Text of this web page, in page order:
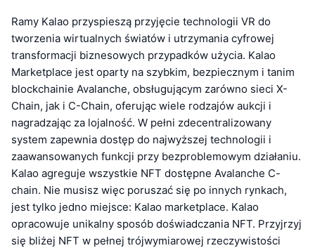
Ramy Kalao przyspieszą przyjęcie technologii VR do
tworzenia wirtualnych światów i utrzymania cyfrowej
transformacji biznesowych przypadków użycia. Kalao
Marketplace jest oparty na szybkim, bezpiecznym i tanim
blockchainie Avalanche, obsługującym zarówno sieci X-
Chain, jak i C-Chain, oferując wiele rodzajów aukcji i
nagradzając za lojalność. W pełni zdecentralizowany
system zapewnia dostęp do najwyższej technologii i
zaawansowanych funkcji przy bezproblemowym działaniu.
Kalao agreguje wszystkie NFT dostępne Avalanche C-
chain. Nie musisz więc poruszać się po innych rynkach,
jest tylko jedno miejsce: Kalao marketplace. Kalao
opracowuje unikalny sposób doświadczania NFT. Przyjrzyj
się bliżej NFT w pełnej trójwymiarowej rzeczywistości